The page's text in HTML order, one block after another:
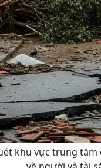
khu vực trung